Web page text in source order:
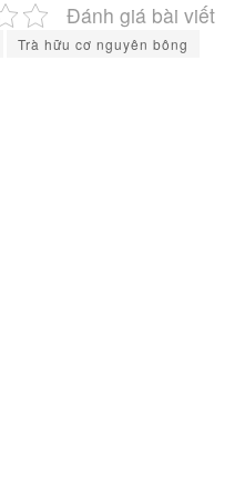
Đánh giá bài viết
Trà hữu cơ nguyên bông